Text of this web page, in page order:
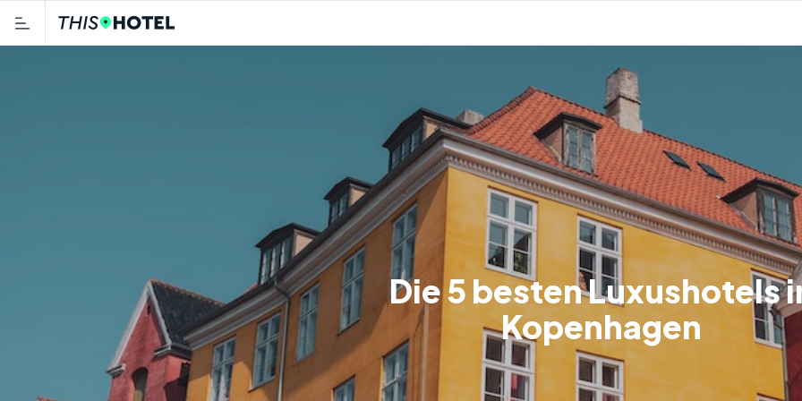
Die 5 besten Luxushotels
Kopenhagen